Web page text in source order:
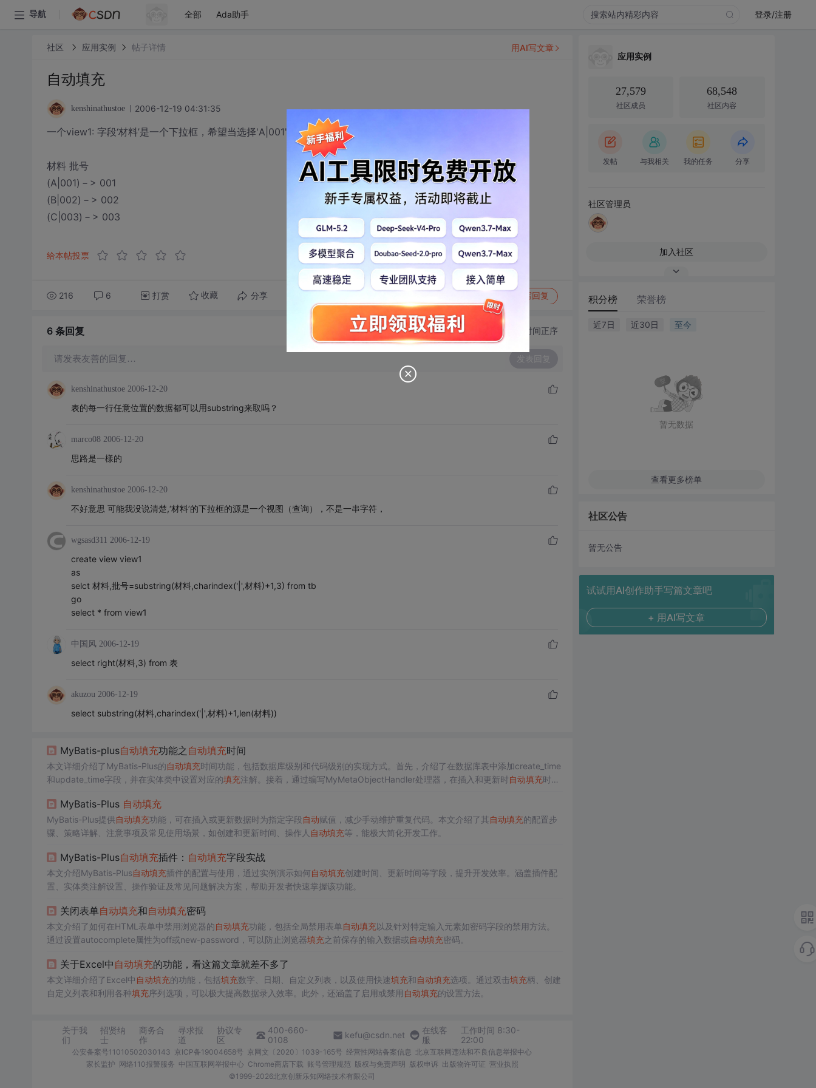
导航 全部 Ada助手 登录/注册
社区 应用实例 帖子详情
自动填充
kenshinathustoe 2006-12-19 04:31:35
一个view1: 字段‘材料’是一个下拉框，希望当选择'A|001'时，批号自动添上001
材料 批号
(A|001)－> 001
(B|002)－> 002
(C|003)－> 003
给本帖投票
216 6 打赏 收藏 分享 写回复
用AI写文章
6 条回复 切换为时间正序
请发表友善的回复… 发表回复
kenshinathustoe 2006-12-20
表的每一行任意位置的数据都可以用substring来取吗？
marco08 2006-12-20
思路是一樣的
kenshinathustoe 2006-12-20
不好意思 可能我没说清楚,‘材料’的下拉框的源是一个视图（查询），不是一串字符，
wgsasd311 2006-12-19
create view view1
as
selct 材料,批号=substring(材料,charindex('|',材料)+1,3) from tb
go
select * from view1
中国风 2006-12-19
select right(材料,3) from 表
akuzou 2006-12-19
select substring(材料,charindex('|',材料)+1,len(材料))
MyBatis-plus自动填充功能之 自动填充时间
本文详细介绍了MyBatis-Plus的自动填充时间功能，包括数据库级别和代码级别的实现方式。首先，介绍了在数据库表中添加create_time
和update_time字段，并在实体类中设置对应的填充注解。接着，通过编写MyMetaObjectHandler处理器，在插入和更新时自动填充时
MyBatis-Plus 自动填充
MyBatis-Plus提供自动填充功能，可在插入或更新数据时为指定字段自动赋值，减少手动维护重复代码。本文介绍了其自动填充的配置步
骤、策略详解、注意事项及常见使用场景，如创建和更新时间、操作人 自动填充等，能极大简化开发工作。
MyBatis-Plus自动填充插件： 自动填充字段实战
本文介绍MyBatis-Plus自动填充插件的配置与使用，通过实例演示如何自动填充创建时间、更新时间等字段，提升开发效率。涵盖插件配
置、实体类注解设置、操作验证及常见问题解决方案，帮助开发者快速掌握该功能。
关闭表单自动填充和自动填充密码
本文介绍了如何在HTML表单中禁用浏览器的自动填充功能，包括全局禁用表单自动填充以及针对特定输入元素如密码字段的禁用方法。
通过设置autocomplete属性为off或new-password，可以防止浏览器填充之前保存的输入数据或自动填充密码。
关于Excel中 自动填充的功能，看这篇文章就差不多了
本文详细介绍了Excel中 自动填充的功能，包括填充数字、日期、自定义列表，以及使用快速填充和自动填充选项。通过双击填充柄、创建
自定义列表和利用各种填充序列选项，可以极大提高数据录入效率。此外，还涵盖了启用或禁用 自动填充的设置方法。
关于我
们
招贤纳
士
商务合
作
寻求报
道
协议专
区
400-660-
0108
kefu@csdn.net
在线客
服
工作时间 8:30-
22:00
公安备案号11010502030143 京ICP备19004658号 京网文〔2020〕1039-165号 经营性网站备案信息 北京互联网违法和不良信息举报中心
家长监护 网络110报警服务 中国互联网举报中心 Chrome商店下载 账号管理规范 版权与免责声明 版权申诉 出版物许可证 营业执照
©1999-2026北京创新乐知网络技术有限公司
应用实例
27,579
社区成员
68,548
社区内容
发帖 与我相关 我的任务 分享
社区管理员
加入社区
积分榜 荣誉榜
近7日 近30日 至今
暂无数据
查看更多榜单
社区公告
暂无公告
试试用AI创作助手写篇文章吧
+ 用AI写文章